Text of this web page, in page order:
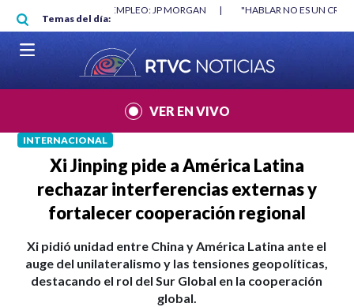
Pasar al contenido principal
Temas del día:
"HABLAR NO ES UN CRIMEN": CARTA DE BETO CORAL |
VER EN VIVO
INTERNACIONAL
Xi Jinping pide a América Latina
rechazar interferencias externas y
fortalecer cooperación regional
Xi pidió unidad entre China y América Latina ante el
auge del unilateralismo y las tensiones geopolíticas,
destacando el rol del Sur Global en la cooperación
global.